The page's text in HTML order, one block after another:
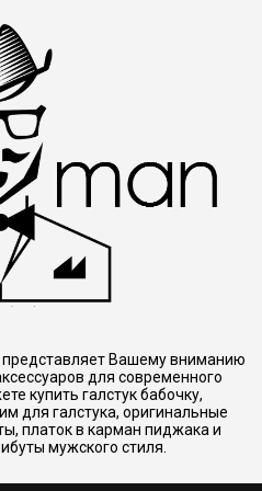
представляет Вашему вниманию
для современного
купить галстук бабочку,
для галстука, оригинальные
платок в карман пиджака и
мужского стиля.